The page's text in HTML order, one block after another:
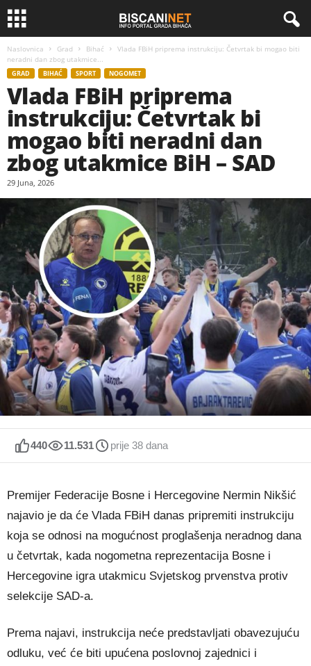
Naslovnica Grad Bihać
Vlada FBiH priprema instrukciju: Četvrtak bi mogao biti
neradni dan zbog utakmice...
GRAD BIHAĆ SPORT NOGOMET
Vlada FBiH priprema
instrukciju: Četvrtak bi
mogao biti neradni dan
zbog utakmice BiH – SAD
29 Juna, 2026
440 11.531 prije 38 dana
Premijer Federacije Bosne i Hercegovine Nermin Nikšić
najavio je da će Vlada FBiH danas pripremiti instrukciju
koja se odnosi na mogućnost proglašenja neradnog dana
u četvrtak, kada nogometna reprezentacija Bosne i
Hercegovine igra utakmicu Svjetskog prvenstva protiv
selekcije SAD-a.
Prema najavi, instrukcija neće predstavljati obavezujuću
odluku, već će biti upućena poslovnoj zajednici i